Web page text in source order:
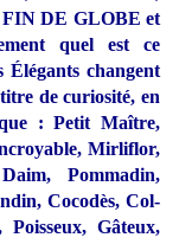
DE GLOBE et
quel est ce
Élégants changent
de curiosité, en
: Petit Maître,
Mirliflor,
Pommadin,
Cocodès, Col-
Gâteux,